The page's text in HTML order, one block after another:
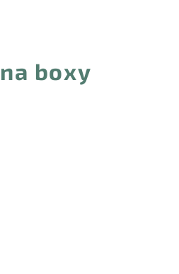
boxy